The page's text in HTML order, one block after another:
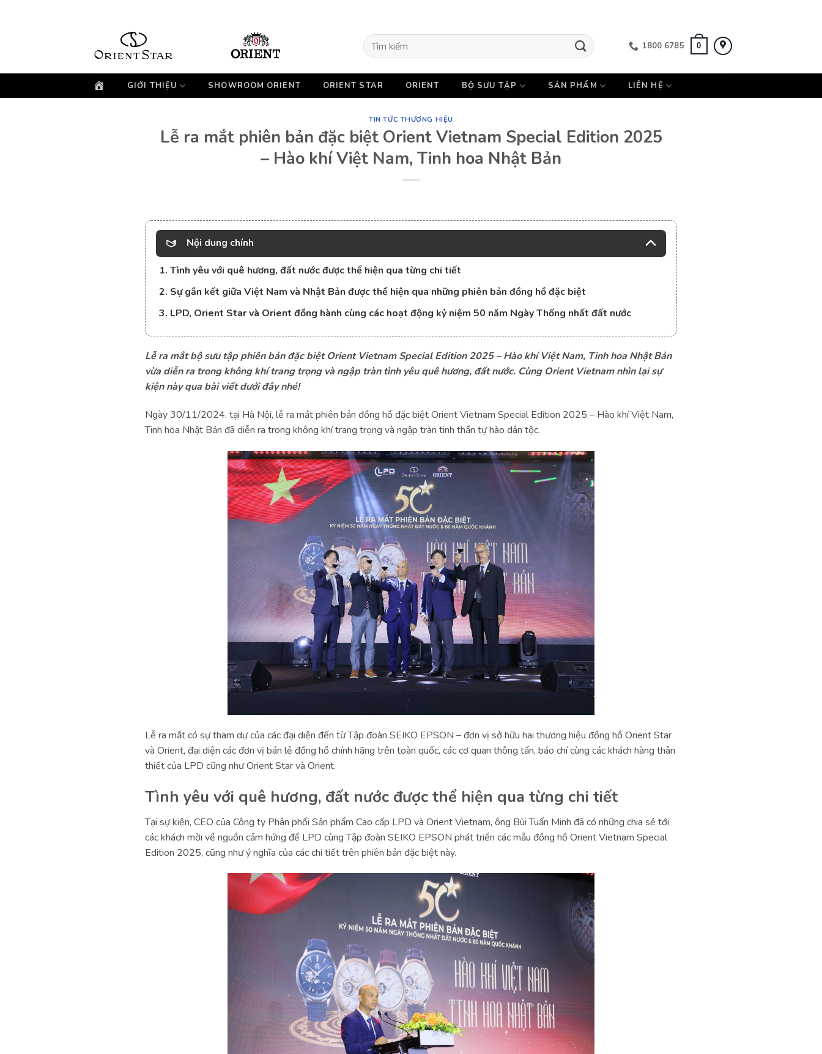
Tìm
kiếm:
1800 6785 0
GIỚI THIỆU SHOWROOM ORIENT ORIENT STAR ORIENT BỘ SƯU TẬP SẢN PHẨM LIÊN HỆ
TIN TỨC THƯƠNG HIỆU
Lễ ra mắt phiên bản đặc biệt Orient Vietnam Special Edition 2025
– Hào khí Việt Nam, Tinh hoa Nhật Bản
Nội dung chính
1. Tình yêu với quê hương, đất nước được thể hiện qua từng chi tiết
2. Sự gắn kết giữa Việt Nam và Nhật Bản được thể hiện qua những phiên bản đồng hồ đặc biệt
3. LPD, Orient Star và Orient đồng hành cùng các hoạt động kỷ niệm 50 năm Ngày Thống nhất đất nước
Lễ ra mắt bộ sưu tập phiên bản đặc biệt Orient Vietnam Special Edition 2025 – Hào khí Việt Nam, Tinh hoa Nhật Bản
vừa diễn ra trong không khí trang trọng và ngập tràn tình yêu quê hương, đất nước. Cùng Orient Vietnam nhìn lại sự
kiện này qua bài viết dưới đây nhé!
Ngày 30/11/2024, tại Hà Nội, lễ ra mắt phiên bản đồng hồ đặc biệt Orient Vietnam Special Edition 2025 – Hào khí Việt Nam,
Tinh hoa Nhật Bản đã diễn ra trong không khí trang trọng và ngập tràn tinh thần tự hào dân tộc.
Lễ ra mắt có sự tham dự của các đại diện đến từ Tập đoàn SEIKO EPSON – đơn vị sở hữu hai thương hiệu đồng hồ Orient Star
và Orient, đại diện các đơn vị bán lẻ đồng hồ chính hãng trên toàn quốc, các cơ quan thông tấn, báo chí cùng các khách hàng thân
thiết của LPD cũng như Orient Star và Orient.
Tình yêu với quê hương, đất nước được thể hiện qua từng chi tiết
Tại sự kiện, CEO của Công ty Phân phối Sản phẩm Cao cấp LPD và Orient Vietnam, ông Bùi Tuấn Minh đã có những chia sẻ tới
các khách mời về nguồn cảm hứng để LPD cùng Tập đoàn SEIKO EPSON phát triển các mẫu đồng hồ Orient Vietnam Special
Edition 2025, cũng như ý nghĩa của các chi tiết trên phiên bản đặc biệt này.